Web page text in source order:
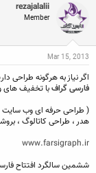
ن
ن
د
ه
م
ض
و
خ
ش
ع
rezajalalii
Member
Mar 15, 2013
اگر نیاز به هرگونه طراحی
فارسی گرافبا تخفیف های
( طراحی حرفه ای وب سایت
هدر ، طراحی کاتالوگ ،
www.farsigraph.ir
ششمین سالگرد افتتاح